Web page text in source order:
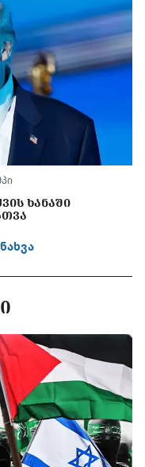
ᲮᲐᲜᲐᲨᲘ